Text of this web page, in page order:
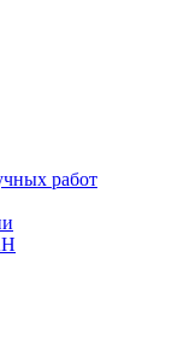
работ